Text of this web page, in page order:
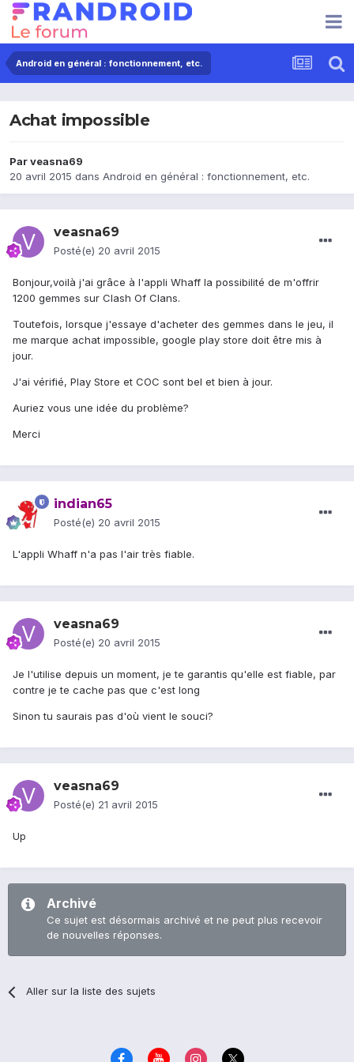
Android en général : fonctionnement, etc.
Achat impossible
Parveasna69
20 avril 2015 dans Android en général : fonctionnement, etc.
veasna69
Posté(e) 20 avril 2015
Bonjour,voilà j'ai grâce à l'appli Whaff la possibilité de m'offrir
1200 gemmes sur Clash Of Clans.
Toutefois, lorsque j'essaye d'acheter des gemmes dans le jeu, il
me marque achat impossible, google play store doit être mis à
jour.
J'ai vérifié, Play Store et COC sont bel et bien à jour.
Auriez vous une idée du problème?
Merci
indian65
Posté(e) 20 avril 2015
L'appli Whaff n'a pas l'air très fiable.
veasna69
Posté(e) 20 avril 2015
Je l'utilise depuis un moment, je te garantis qu'elle est fiable, par
contre je te cache pas que c'est long
Sinon tu saurais pas d'où vient le souci?
veasna69
Posté(e) 21 avril 2015
Up
Archivé
Ce sujet est désormais archivé et ne peut plus recevoir
de nouvelles réponses.
Aller sur la liste des sujets